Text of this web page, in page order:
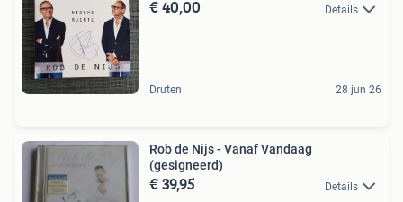
€ 40,00 Details
Druten 28 jun 26
Rob de Nijs - Vanaf Vandaag
(gesigneerd)
€ 39,95 Details